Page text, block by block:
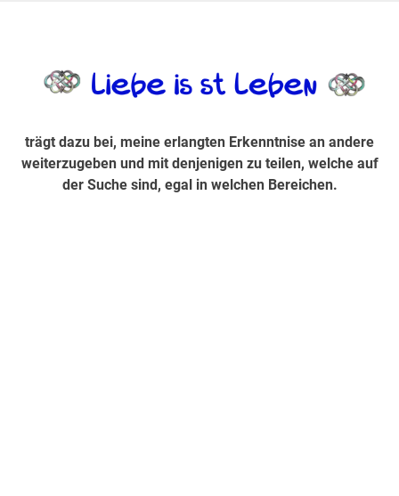
Suche sind, egal in welchen Bereichen.
trägt dazu bei, meine erlangten Erkenntnise an andere
weiterzugeben und mit denjenigen zu teilen, welche auf
der Suche sind, egal in welchen Bereichen.